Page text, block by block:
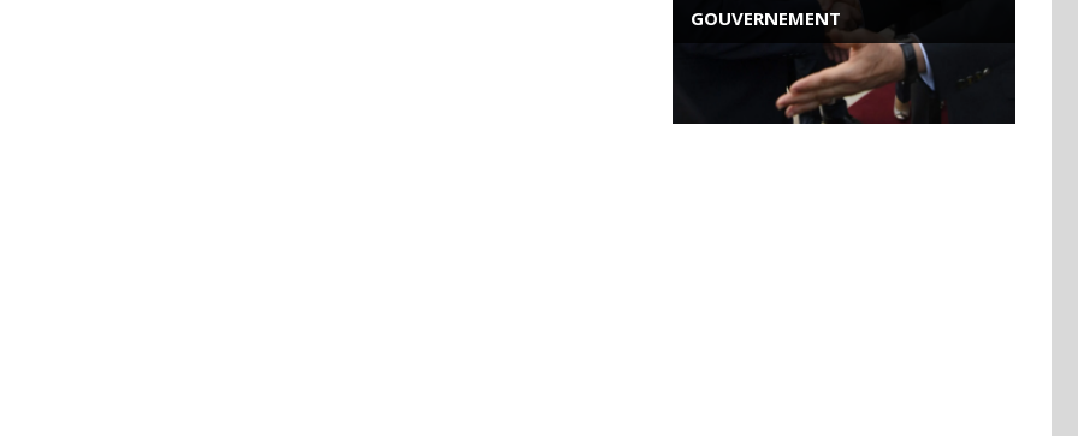
GOUVERNEMENT
ROSE VALLAND, HEROÏNE DE LA
RESISTANCE FRANÇAISE